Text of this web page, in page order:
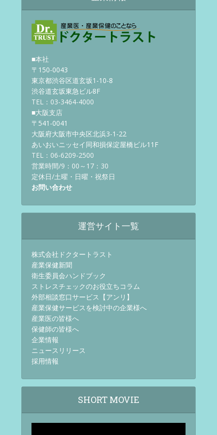
■本社
〒150-0043
東京都渋谷区道玄坂1-10-8
渋谷道玄坂東急ビル8F
TEL：03-3464-4000
■大阪支店
〒541-0041
大阪府大阪市中央区北浜3-1-22
あいおいニッセイ同和損保淀屋橋ビル11F
TEL：06-6209-2500
営業時間/9：00～17：30
定休日/土曜・日曜・祝祭日
お問い合わせ
運営サイト一覧
株式会社ドクタートラスト
産業保健新聞
衛生委員会ハンドブック
ストレスチェックのお役立ちコラム
外部相談窓口サービス【アンリ】
産業保健サービスを検討中の企業様へ
産業医の皆様へ
保健師の皆様へ
企業情報
ニュースリリース
採用情報
SHORT MOVIE